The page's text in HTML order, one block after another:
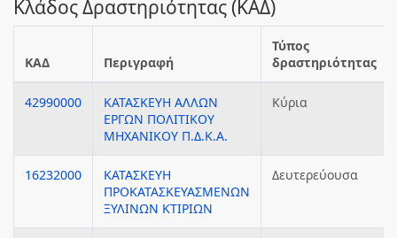
Κλάδος Δραστηριότητας (ΚΑΔ)
ΚΑΔ Περιγραφή
Τύπος
δραστηριότητας
42990000
ΚΑΤΑΣΚΕΥΗ ΑΛΛΩΝ
ΕΡΓΩΝ ΠΟΛΙΤΙΚΟΥ
ΜΗΧΑΝΙΚΟΥ Π.Δ.Κ.Α.
Κύρια
16232000
ΚΑΤΑΣΚΕΥΗ
ΠΡΟΚΑΤΑΣΚΕΥΑΣΜΕΝΩΝ
ΞΥΛΙΝΩΝ ΚΤΙΡΙΩΝ
Δευτερεύουσα